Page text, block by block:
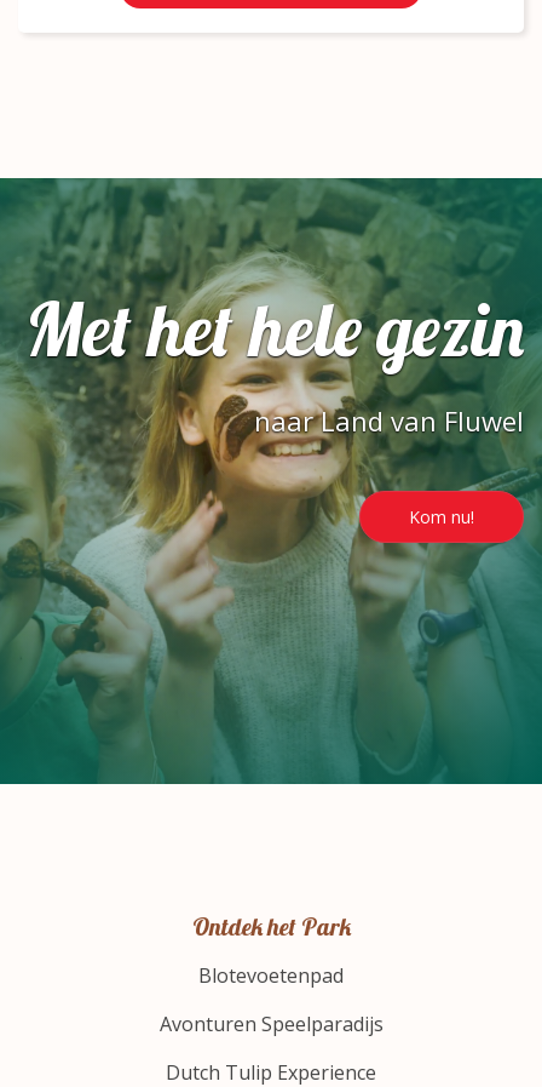
Met het hele gezin
naar Land van Fluwel
Kom nu!
Ontdek het Park
Blotevoetenpad
Avonturen Speelparadijs
Dutch Tulip Experience